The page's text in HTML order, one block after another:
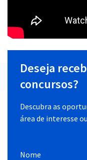
Deseja
concursos?
Descubra as
área de interesse
Nome